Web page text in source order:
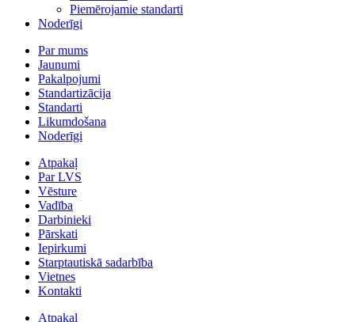
Piemērojamie standarti
Noderīgi
Par mums
Jaunumi
Pakalpojumi
Standartizācija
Standarti
Likumdošana
Noderīgi
Atpakaļ
Par LVS
Vēsture
Vadība
Darbinieki
Pārskati
Iepirkumi
Starptautiskā sadarbība
Vietnes
Kontakti
Atpakaļ